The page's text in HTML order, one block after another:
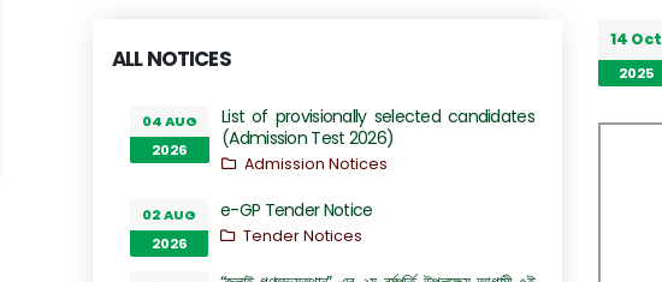
ALL NOTICES
04 AUG
2026
List of provisionally selected candidates
(Admission Test 2026)
Admission Notices
02 AUG
2026
e-GP Tender Notice
Tender Notices
14 Oct
2025